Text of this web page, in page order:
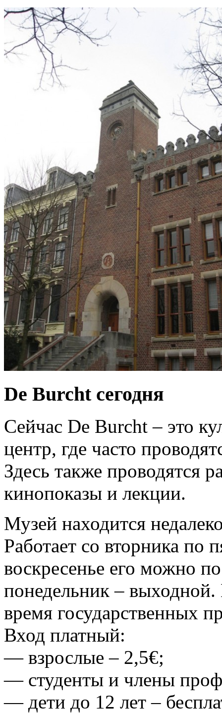
De Burcht сегодня
Сейчас De Burcht – это
центр, где часто
Здесь также проводятся
кинопоказы и лекции.
Музей находится
Работает со вторника по
воскресенье его можно
понедельник – выходной.
время государственных
Вход платный:
— взрослые – 2,5€;
— студенты и члены
— дети до 12 лет –